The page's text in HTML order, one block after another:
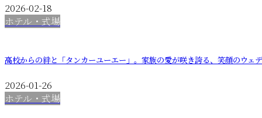
2026-02-18
ホテル・式場
高校からの絆と「タンカーユーエー」。家族の愛が咲き誇る、笑顔のウェ
2026-01-26
ホテル・式場